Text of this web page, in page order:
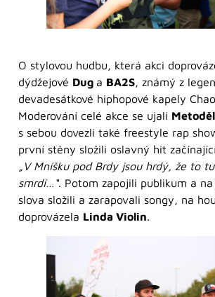
O stylovou hudbu, která akci
dýdžejové Dug a BA2S, známý z
devadesátkové hiphopové kapely
Moderování celé akce se ujali
s sebou dovezli také freestyle rap
první stěny složili oslavný hit
„V Mníšku pod Brdy jsou hrdý, že to
smrdí…“. Potom zapojili publikum a
slova složili a zarapovali songy, na
doprovázela Linda Violin.